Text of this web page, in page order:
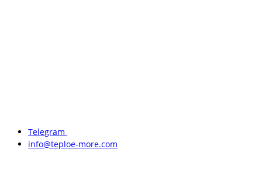
Telegram
info@teploe-more.com